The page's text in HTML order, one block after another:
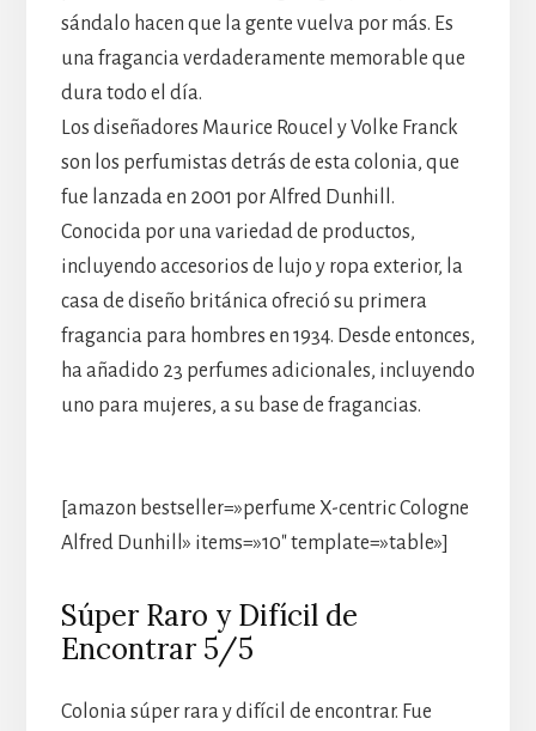
sándalo hacen que la gente vuelva por más. Es
una fragancia verdaderamente memorable que
dura todo el día.
Los diseñadores Maurice Roucel y Volke Franck
son los perfumistas detrás de esta colonia, que
fue lanzada en 2001 por Alfred Dunhill.
Conocida por una variedad de productos,
incluyendo accesorios de lujo y ropa exterior, la
casa de diseño británica ofreció su primera
fragancia para hombres en 1934. Desde entonces,
ha añadido 23 perfumes adicionales, incluyendo
uno para mujeres, a su base de fragancias.
[amazon bestseller=»perfume X-centric Cologne
Alfred Dunhill» items=»10″ template=»table»]
Súper Raro y Difícil de
Encontrar 5/5
Colonia súper rara y difícil de encontrar. Fue